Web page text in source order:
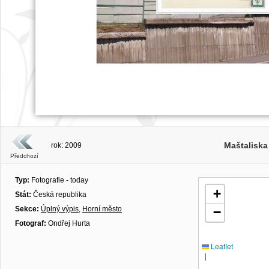
Předchozí
rok: 2009
Typ: Fotografie - today
Stát: Česká republika
Sekce: Úplný výpis, Horní město
Fotograf: Ondřej Hurta
+
−
Leaflet
|